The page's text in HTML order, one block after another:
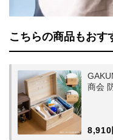
こちらの商品もおす
商会
8,910